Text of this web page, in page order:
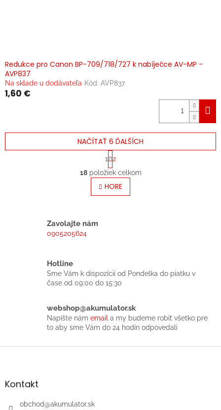
Redukce pro Canon BP-709/718/727 k nabíječce AV-MP -
AVP837
Na sklade u dodávateľa Kód: AVP837
1,60 €
O
v
l
á
v
k
y
ý
p
i
u
NAČÍTAŤ 6 ĎALŠÍCH
S
t
r
á
n
k
1 2
18položiek celkom
HORE
Zavolajte nám
0905205624
Hotline
Sme Vám k dispozícií od Pondelka do piatku v
čase od 09:00 do 15:30
webshop@akumulator.sk
Napíšte nám email a my budeme robiť všetko pre
to aby sme Vám do 24 hodín odpovedali
Z
äKontakt
obchod@akumulator.sk